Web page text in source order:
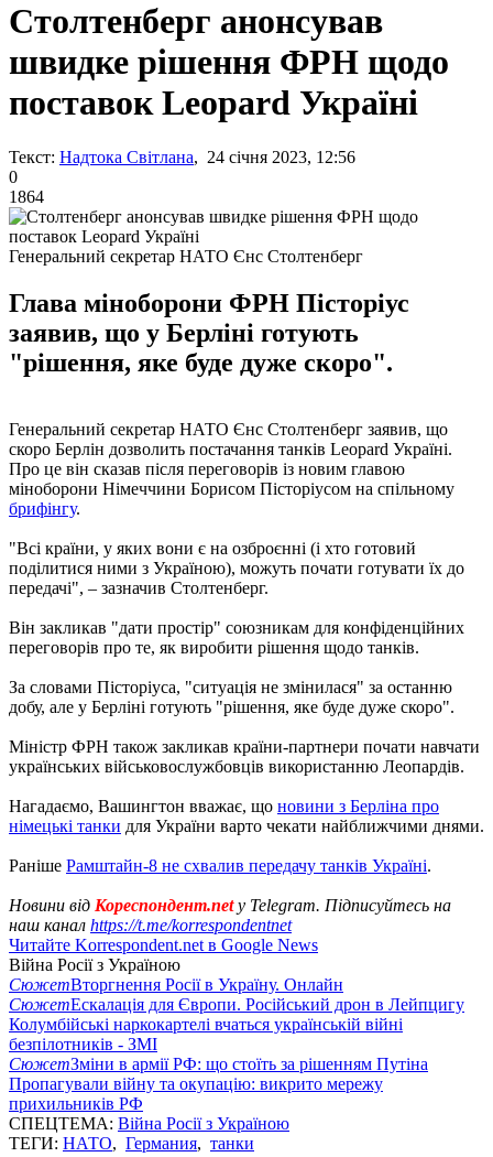
Столтенберг анонсував
швидке рішення ФРН щодо
поставок Leopard Україні
Текст: Надтока Світлана, 24 січня 2023, 12:56
0
1864
Генеральний секретар НАТО Єнс Столтенберг
Глава міноборони ФРН Пісторіус
заявив, що у Берліні готують
"рішення, яке буде дуже скоро".
Генеральний секретар НАТО Єнс Столтенберг заявив, що
скоро Берлін дозволить постачання танків Leopard Україні.
Про це він сказав після переговорів із новим главою
міноборони Німеччини Борисом Пісторіусом на спільному
брифінгу.
"Всі країни, у яких вони є на озброєнні (і хто готовий
поділитися ними з Україною), можуть почати готувати їх до
передачі", – зазначив Столтенберг.
Він закликав "дати простір" союзникам для конфіденційних
переговорів про те, як виробити рішення щодо танків.
За словами Пісторіуса, "ситуація не змінилася" за останню
добу, але у Берліні готують "рішення, яке буде дуже скоро".
Міністр ФРН також закликав країни-партнери почати навчати
українських військовослужбовців використанню Леопардів.
Нагадаємо, Вашингтон вважає, що новини з Берліна про
німецькі танки для України варто чекати найближчими днями.
Раніше Рамштайн-8 не схвалив передачу танків Україні.
Новини від Кореспондент.netу Telegram. Підписуйтесь на
наш канал https://t.me/korrespondentnet
Читайте Korrespondent.net в Google News
Війна Росії з Україною
СюжетВторгнення Росії в Україну. Онлайн
СюжетЕскалація для Європи. Російський дрон в Лейпцигу
Колумбійські наркокартелі вчаться українській війні
безпілотників - ЗМІ
СюжетЗміни в армії РФ: що стоїть за рішенням Путіна
Пропагували війну та окупацію: викрито мережу
прихильників РФ
СПЕЦТЕМА: Війна Росії з Україною
ТЕГИ: НАТО, Германия, танки